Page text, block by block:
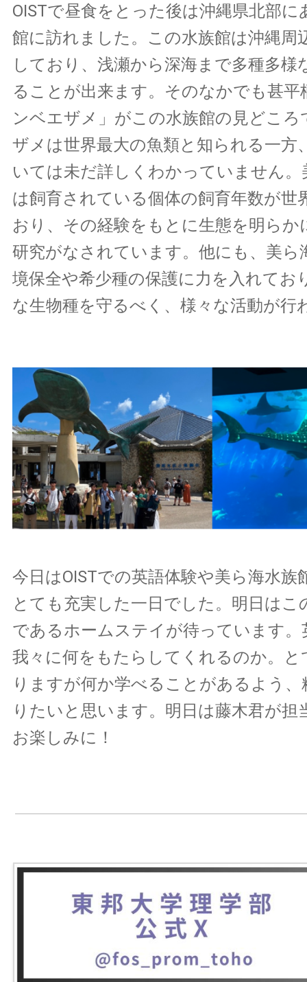
OISTで昼食をとった後は沖縄県北部に
館に訪れました。この水族館は沖縄周
しており、浅瀬から深海まで多種多様
ることが出来ます。そのなかでも甚平
ンベエザメ」がこの水族館の見どこ
ザメは世界最大の魚類と知られる一方
いては未だ詳しくわかっていません。
は飼育されている個体の飼育年数が世
おり、その経験をもとに生態を明らか
研究がなされています。他にも、美ら
境保全や希少種の保護に力を入れてお
な生物種を守るべく、様々な活動が行
今日はOISTでの英語体験や美ら海水族
とても充実した一日でした。明日はこ
であるホームステイが待っています。
我々に何をもたらしてくれるのか。と
りますが何か学べることがあるよう
りたいと思います。明日は藤木君が担
お楽しみに！